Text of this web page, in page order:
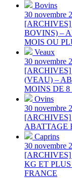
Bovins
30 novembre
[ARCHIVES]
BOVINS) –
MOIS OU
Veaux
30 novembre
[ARCHIVES]
(VEAU) –
MOINS DE 8
Ovins
30 novembre
[ARCHIVES]
ABATTAGE
Caprins
30 novembre
[ARCHIVES]
KG ET
FRANCE